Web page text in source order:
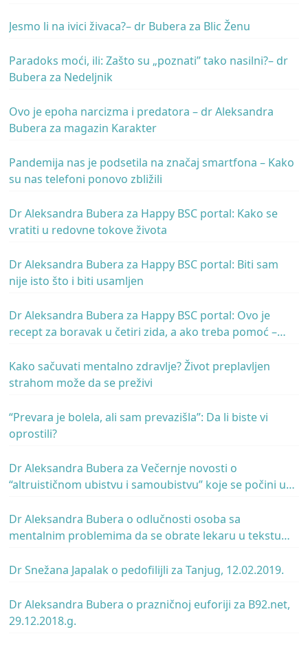
Jesmo li na ivici živaca?– dr Bubera za Blic Ženu
Paradoks moći, ili: Zašto su „poznati” tako nasilni?– dr
Bubera za Nedeljnik
Ovo je epoha narcizma i predatora – dr Aleksandra
Bubera za magazin Karakter
Pandemija nas je podsetila na značaj smartfona – Kako
su nas telefoni ponovo zbližili
Dr Aleksandra Bubera za Happy BSC portal: Kako se
vratiti u redovne tokove života
Dr Aleksandra Bubera za Happy BSC portal: Biti sam
nije isto što i biti usamljen
Dr Aleksandra Bubera za Happy BSC portal: Ovo je
recept za boravak u četiri zida, a ako treba pomoć –
Kako sačuvati mentalno zdravlje? Život preplavljen
strahom može da se preživi
“Prevara je bolela, ali sam prevazišla”: Da li biste vi
oprostili?
Dr Aleksandra Bubera za Večernje novosti o
“altruističnom ubistvu i samoubistvu” koje se počini u
Dr Aleksandra Bubera o odlučnosti osoba sa
mentalnim problemima da se obrate lekaru u tekstu
foliranti na njivi” koji se bavi temom bolovanja,
Dr Snežana Japalak o pedofilijli za Tanjug, 12.02.2019.
Dr Aleksandra Bubera o prazničnoj euforiji za B92.net,
29.12.2018.g.